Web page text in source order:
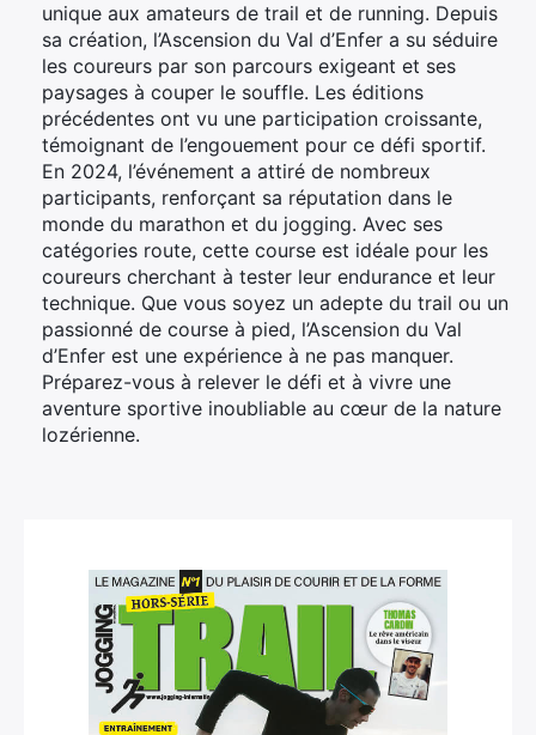
unique aux amateurs de trail et de running. Depuis
sa création, l’Ascension du Val d’Enfer a su séduire
les coureurs par son parcours exigeant et ses
paysages à couper le souffle. Les éditions
précédentes ont vu une participation croissante,
témoignant de l’engouement pour ce défi sportif.
En 2024, l’événement a attiré de nombreux
participants, renforçant sa réputation dans le
monde du marathon et du jogging. Avec ses
catégories route, cette course est idéale pour les
coureurs cherchant à tester leur endurance et leur
technique. Que vous soyez un adepte du trail ou un
passionné de course à pied, l’Ascension du Val
d’Enfer est une expérience à ne pas manquer.
Préparez-vous à relever le défi et à vivre une
aventure sportive inoubliable au cœur de la nature
lozérienne.